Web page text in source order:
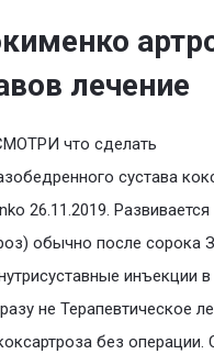
лечение
что сделать
сустава
26.11.2019.
обычно после сорока
инъекции
не Терапевтическое
без